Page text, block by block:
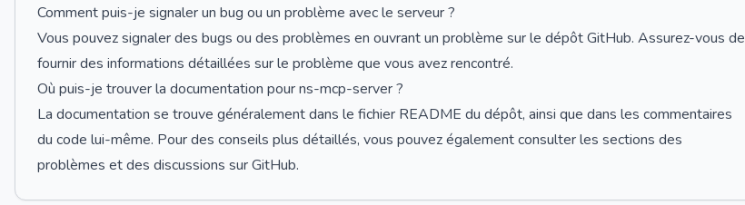
Comment puis-je signaler un bug ou un problème avec le serveur ?
Vous pouvez signaler des bugs ou des problèmes en ouvrant un problème sur le dépôt GitHub. Assurez-vous de
fournir des informations détaillées sur le problème que vous avez rencontré.
Où puis-je trouver la documentation pour ns-mcp-server ?
La documentation se trouve généralement dans le fichier README du dépôt, ainsi que dans les commentaires
du code lui-même. Pour des conseils plus détaillés, vous pouvez également consulter les sections des
problèmes et des discussions sur GitHub.